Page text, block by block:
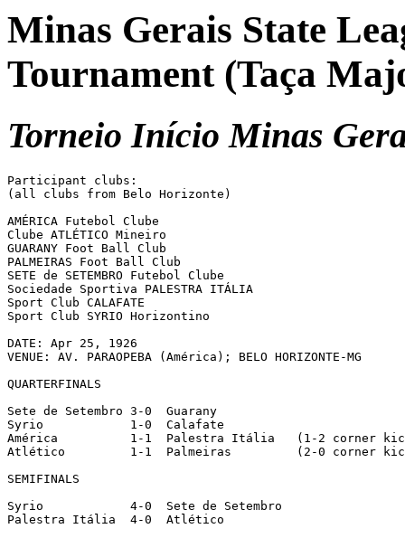
Minas Gerais State
Tournament (Taça
Torneio Início Minas
Participant clubs:
(all clubs from Belo Horizonte)
AMÉRICA Futebol Clube
Clube ATLÉTICO Mineiro
GUARANY Foot Ball Club
PALMEIRAS Foot Ball Club
SETE de SETEMBRO Futebol Clube
Sociedade Sportiva PALESTRA ITÁLIA
Sport Club CALAFATE
Sport Club SYRIO Horizontino
DATE: Apr 25, 1926
VENUE: AV. PARAOPEBA (América); BELO HORIZONTE-MG
QUARTERFINALS
Sete de Setembro 3-0  Guarany
Syrio		 1-0  Calafate
América  	 1-1  Palestra Itália	(1-2 corner kicks)
Atlético	 1-1  Palmeiras		(2-0 corner kicks)
SEMIFINALS
Syrio            4-0  Sete de Setembro
Palestra Itália  4-0  Atlético